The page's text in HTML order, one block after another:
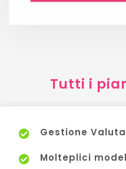
Tutti i
Gestione
Molteplici